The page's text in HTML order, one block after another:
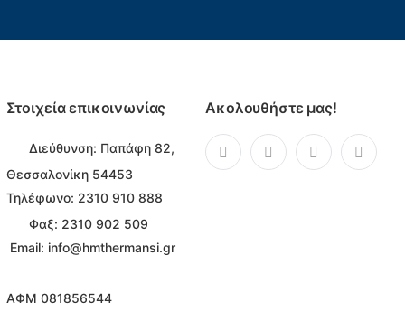
Στοιχεία επικοινωνίας
Διεύθυνση: Παπάφη 82,
Θεσσαλονίκη 54453
Τηλέφωνο: 2310 910 888
Φαξ: 2310 902 509
Email: info@hmthermansi.gr
ΑΦΜ 081856544
Ακολουθήστε μας!